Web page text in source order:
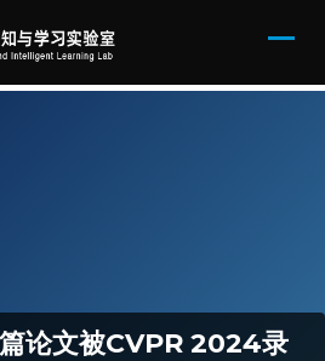
论文被CVPR 2024录